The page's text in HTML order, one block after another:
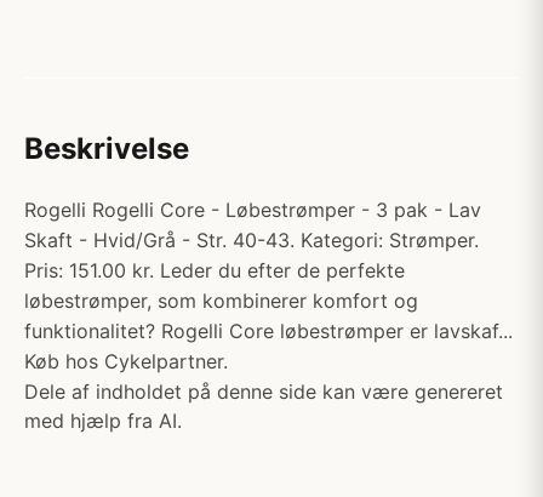
Beskrivelse
Rogelli Rogelli Core - Løbestrømper - 3 pak - Lav
Skaft - Hvid/Grå - Str. 40-43. Kategori: Strømper.
Pris: 151.00 kr. Leder du efter de perfekte
løbestrømper, som kombinerer komfort og
funktionalitet? Rogelli Core løbestrømper er lavskaf...
Køb hos Cykelpartner.
Dele af indholdet på denne side kan være genereret
med hjælp fra AI.